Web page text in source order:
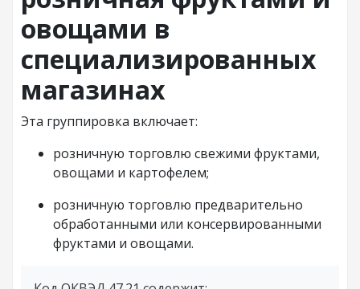
овощами в
специализированных
магазинах
Эта группировка включает:
розничную торговлю свежими фруктами,
овощами и картофелем;
розничную торговлю предварительно
обработанными или консервированными
фруктами и овощами.